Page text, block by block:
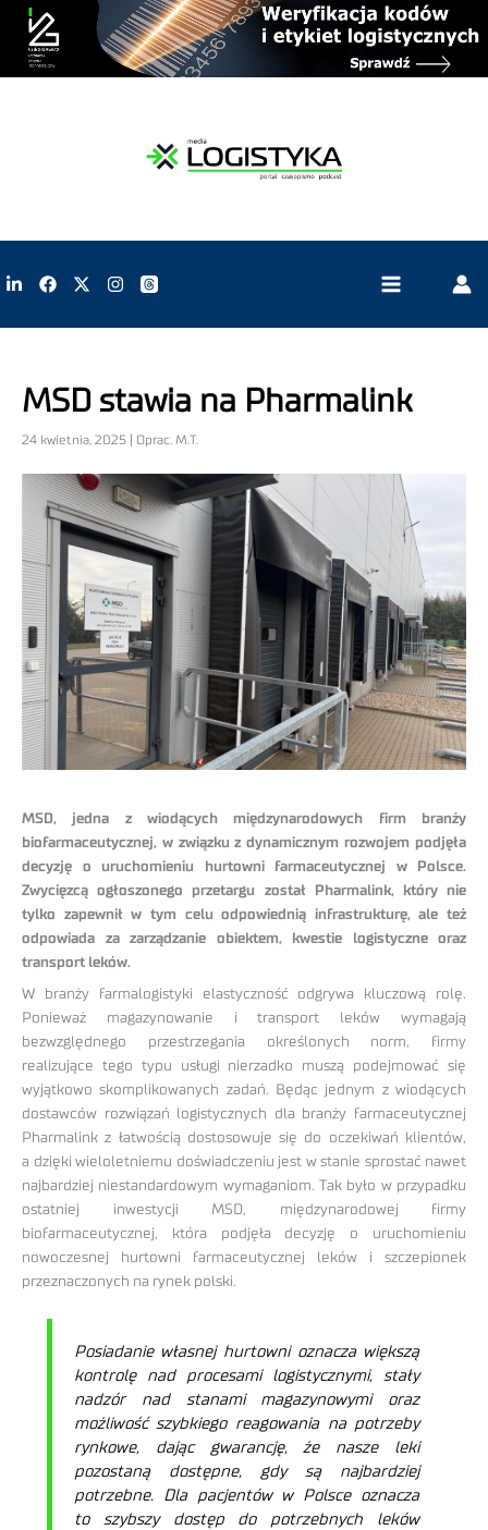
MSD stawia na Pharmalink
24 kwietnia, 2025 | Oprac. M.T.
MSD, jedna z wiodących międzynarodowych firm branży
biofarmaceutycznej, w związku z dynamicznym rozwojem podjęła
decyzję o uruchomieniu hurtowni farmaceutycznej w Polsce.
Zwycięzcą ogłoszonego przetargu został Pharmalink, który nie
tylko zapewnił w tym celu odpowiednią infrastrukturę, ale też
odpowiada za zarządzanie obiektem, kwestie logistyczne oraz
transport leków.
W branży farmalogistyki elastyczność odgrywa kluczową rolę.
Ponieważ magazynowanie i transport leków wymagają
bezwzględnego przestrzegania określonych norm, firmy
realizujące tego typu usługi nierzadko muszą podejmować się
wyjątkowo skomplikowanych zadań. Będąc jednym z wiodących
dostawców rozwiązań logistycznych dla branży farmaceutycznej
Pharmalink z łatwością dostosowuje się do oczekiwań klientów,
a dzięki wieloletniemu doświadczeniu jest w stanie sprostać nawet
najbardziej niestandardowym wymaganiom. Tak było w przypadku
ostatniej inwestycji MSD, międzynarodowej firmy
biofarmaceutycznej, która podjęła decyzję o uruchomieniu
nowoczesnej hurtowni farmaceutycznej leków i szczepionek
przeznaczonych na rynek polski.
Posiadanie własnej hurtowni oznacza większą
kontrolę nad procesami logistycznymi, stały
nadzór nad stanami magazynowymi oraz
możliwość szybkiego reagowania na potrzeby
rynkowe, dając gwarancję, że nasze leki
pozostaną dostępne, gdy są najbardziej
potrzebne. Dla pacjentów w Polsce oznacza
to szybszy dostęp do potrzebnych leków